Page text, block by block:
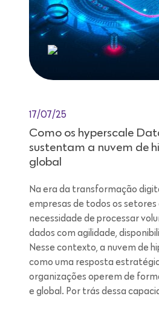
17/07/25
Como os hyperscale
sustentam a nuvem de
global
Na era da transformação
empresas de todos os
necessidade de processar
dados com agilidade,
Nesse contexto, a nuvem de
como uma resposta
organizações operem de
e global. Por trás dessa